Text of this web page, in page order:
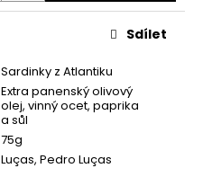
Sardinky z Atlantiku
Extra panenský olivový
olej, vinný ocet, paprika
a sůl
75g
Luças, Pedro Luças
Sdílet